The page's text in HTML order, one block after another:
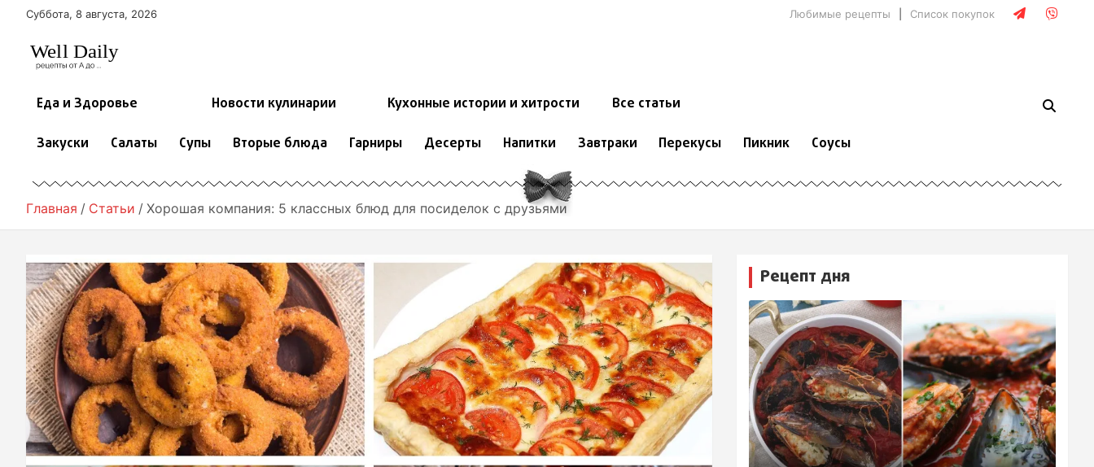
Суббота, 8 августа, 2026 Любимые рецепты Список покупок
Еда и Здоровье Новости кулинарии Кухонные истории и хитрости Все статьи
Закуски Салаты Супы Вторые блюда Гарниры Десерты Напитки Завтраки Перекусы Пикник Соусы
Главная Статьи Хорошая компания: 5 классных блюд для посиделок с друзьями
Рецепт дня